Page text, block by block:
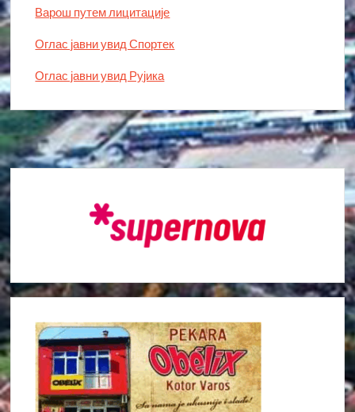
Варош путем лицитације
Оглас јавни увид Спортек
Оглас јавни увид Рујика